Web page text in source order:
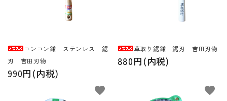
INFORMATIOM
プライバシーポリシー
特定商取引法について
コンコン鎌 ステンレス 鋸
刃 吉田刃物
990円(内税)
草取り鋸鎌 鋸刃 吉田刃物
880円(内税)
favorite favorite